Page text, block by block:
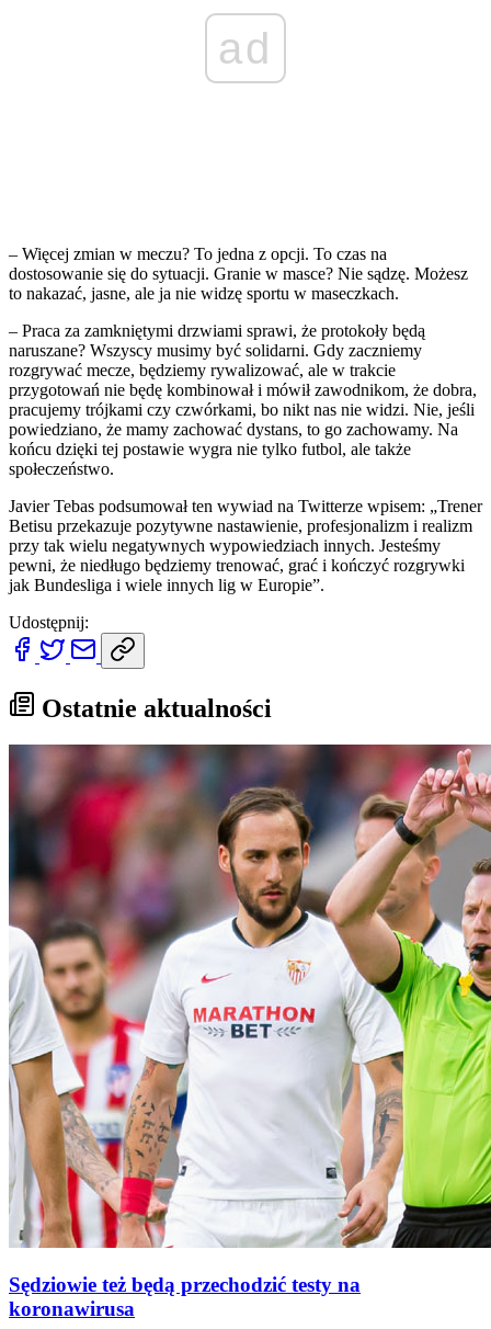
ad
– Więcej zmian w meczu? To jedna z opcji. To czas na
dostosowanie się do sytuacji. Granie w masce? Nie sądzę. Możesz
to nakazać, jasne, ale ja nie widzę sportu w maseczkach.
– Praca za zamkniętymi drzwiami sprawi, że protokoły będą
naruszane? Wszyscy musimy być solidarni. Gdy zaczniemy
rozgrywać mecze, będziemy rywalizować, ale w trakcie
przygotowań nie będę kombinował i mówił zawodnikom, że dobra,
pracujemy trójkami czy czwórkami, bo nikt nas nie widzi. Nie, jeśli
powiedziano, że mamy zachować dystans, to go zachowamy. Na
końcu dzięki tej postawie wygra nie tylko futbol, ale także
społeczeństwo.
Javier Tebas podsumował ten wywiad na Twitterze wpisem: „Trener
Betisu przekazuje pozytywne nastawienie, profesjonalizm i realizm
przy tak wielu negatywnych wypowiedziach innych. Jesteśmy
pewni, że niedługo będziemy trenować, grać i kończyć rozgrywki
jak Bundesliga i wiele innych lig w Europie”.
Udostępnij:
Ostatnie aktualności
Sędziowie też będą przechodzić testy na
koronawirusa